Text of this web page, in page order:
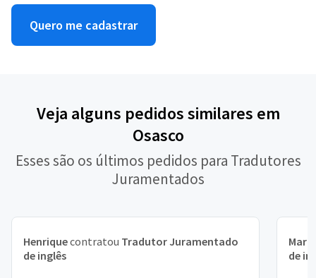
Quero me cadastrar
Veja alguns pedidos similares em
Osasco
Esses são os últimos pedidos para Tradutores
Juramentados
Henriquecontratou Tradutor Juramentado
de inglês
de